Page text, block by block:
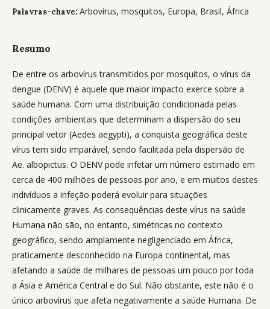
Palavras-chave: Arbovírus, mosquitos, Europa, Brasil, África
Resumo
De entre os arbovírus transmitidos por mosquitos, o vírus da
dengue (DENV) é aquele que maior impacto exerce sobre a
saúde humana. Com uma distribuição condicionada pelas
condições ambientais que determinam a dispersão do seu
principal vetor (Aedes aegypti), a conquista geográfica deste
vírus tem sido imparável, sendo facilitada pela dispersão de
Ae. albopictus. O DENV pode infetar um número estimado em
cerca de 400 milhões de pessoas por ano, e em muitos destes
indivíduos a infeção poderá evoluir para situações
clinicamente graves. As consequências deste vírus na saúde
Humana não são, no entanto, simétricas no contexto
geográfico, sendo amplamente negligenciado em África,
praticamente desconhecido na Europa continental, mas
afetando a saúde de milhares de pessoas um pouco por toda
a Ásia e América Central e do Sul. Não obstante, este não é o
único arbovírus que afeta negativamente a saúde Humana. De